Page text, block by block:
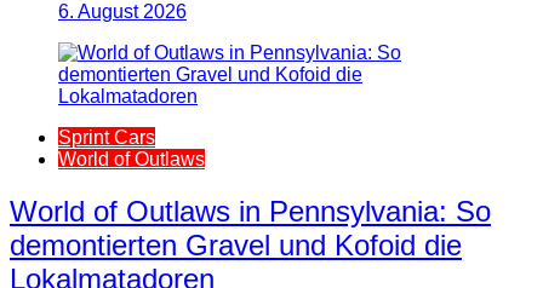
6. August 2026
Sprint Cars
World of Outlaws
World of Outlaws in Pennsylvania: So
demontierten Gravel und Kofoid die
Lokalmatadoren